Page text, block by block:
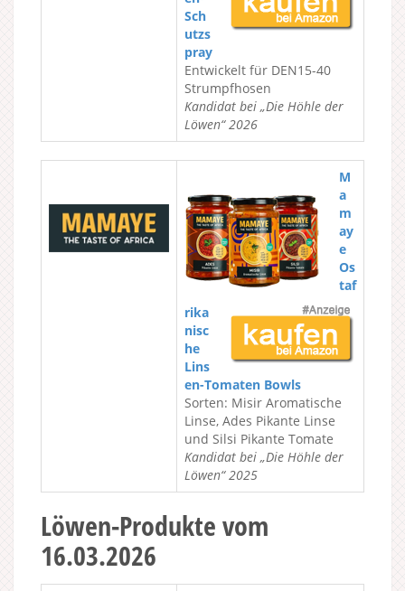
Sch
utzs
pray
Entwickelt für DEN15-40
Strumpfhosen
Kandidat bei „Die Höhle der
Löwen“ 2026
M
a
m
ay
e
Os
taf
rika
nisc
he
Lins
en-Tomaten Bowls
Sorten: Misir Aromatische
Linse, Ades Pikante Linse
und Silsi Pikante Tomate
Kandidat bei „Die Höhle der
Löwen“ 2025
Löwen-Produkte vom
16.03.2026